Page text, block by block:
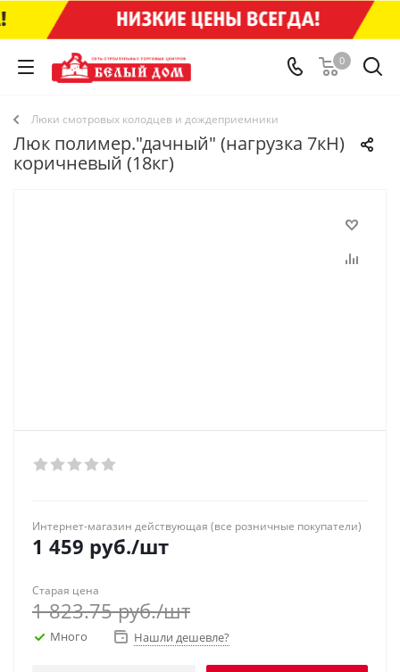
0
Люки смотровых колодцев и дождеприемники
Люк полимер."дачный" (нагрузка 7кН)
коричневый (18кг)
Интернет-магазин действующая (все розничные покупатели)
1 459 руб./шт
Старая цена
1 823.75руб./шт
Много Нашли дешевле?